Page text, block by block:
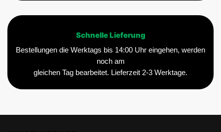
Schnelle Lieferung
Bestellungen die Werktags bis 14:00 Uhr eingehen, werden
noch am
gleichen Tag bearbeitet. Lieferzeit 2-3 Werktage.